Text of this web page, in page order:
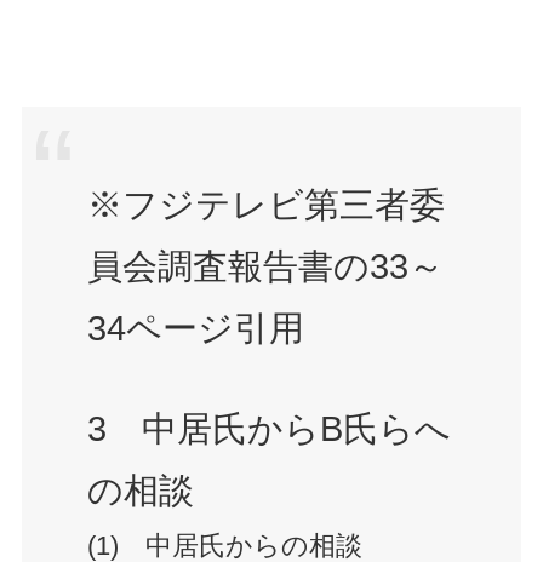
※フジテレビ第三者委
員会調査報告書の33～
34ページ引用
3 中居氏からB氏らへ
の相談
(1) 中居氏からの相談